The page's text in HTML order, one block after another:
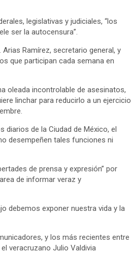
legislativas y judiciales, “los
ser la autocensura”.
Ramírez, secretario general, y
que participan cada semana en
oleada incontrolable de asesinatos,
linchar para reducirlo a un ejercicio
de la Ciudad de México, el
desempeñen tales funciones ni
de prensa y expresión” por
de informar veraz y
debemos exponer nuestra vida y la
y los más recientes entre
veracruzano Julio Valdivia